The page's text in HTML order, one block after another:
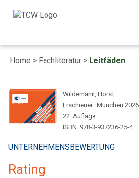
Home > Fachliteratur > Leitfäden
Wildemann, Horst
Erschienen: München 2026
22. Auflage
ISBN: 978-3-937236-25-4
UNTERNEHMENSBEWERTUNG
Rating